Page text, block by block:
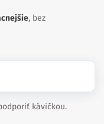
, bez
kávičkou.